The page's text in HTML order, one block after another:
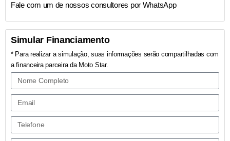
Simular Financiamento
* Para realizar a simulação, suas informações serão compartilhadas com
a financeira parceira da Moto Star.
Fale com um de nossos consultores por WhatsApp